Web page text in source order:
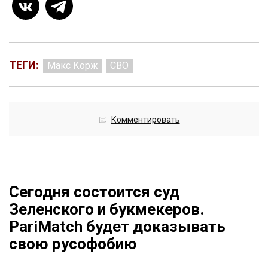
ТЕГИ: Макс Корж СВО
Комментировать
Сегодня состоится суд
Зеленского и букмекеров.
PariMatch будет доказывать
свою русофобию